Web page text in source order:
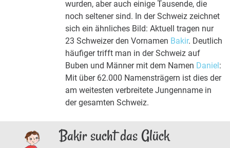
wurden, aber auch einige Tausende, die
noch seltener sind. In der Schweiz zeichnet
sich ein ähnliches Bild: Aktuell tragen nur
23 Schweizer den Vornamen Bakir. Deutlich
häufiger trifft man in der Schweiz auf
Buben und Männer mit dem Namen Daniel:
Mit über 62.000 Namensträgern ist dies der
am weitesten verbreitete Jungenname in
der gesamten Schweiz.
Bakir sucht das Glück